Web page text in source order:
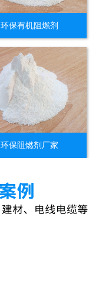
环保有机阻燃剂
环保阻燃剂厂家